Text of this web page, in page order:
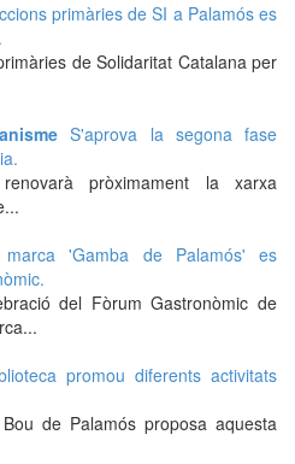
primàries de SI a Palamós es
de Solidaritat Catalana per
S'aprova la segona fase
pròximament la xarxa
'Gamba de Palamós' es
del Fòrum Gastronòmic de
promou diferents activitats
de Palamós proposa aquesta